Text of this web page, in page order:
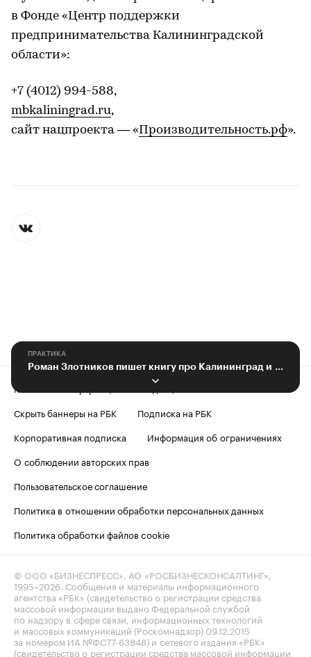
в Фонде «Центр поддержки
предпринимательства Калининградской
области»:
+7 (4012) 994-588,
mbkaliningrad.ru,
сайт нацпроекта — «Производительность.рф».
ПРАКТИКА
Роман Злотников пишет книгу про Калининград и партию «Новые люди»
Контактная информация
Скрыть баннеры на РБК
Подписка на РБК
Корпоративная подписка
Информация об ограничениях
О соблюдении авторских прав
Пользовательское соглашение
Политика в отношении обработки персональных данных
Политика обработки файлов cookie
© ООО «БИЗНЕСПРЕСС», АО «РОСБИЗНЕСКОНСАЛТИНГ»,
1995–2026. Сообщения и материалы информационного
агентства «РБК» (свидетельство о регистрации средства
массовой информации выдано Федеральной службой
по надзору в сфере связи, информационных технологий
и массовых коммуникаций (Роскомнадзор) 09.12.2015
за номером ИА №ФС77-63848) и сетевого издания «РБК»
(свидетельство о регистрации средства массовой информации